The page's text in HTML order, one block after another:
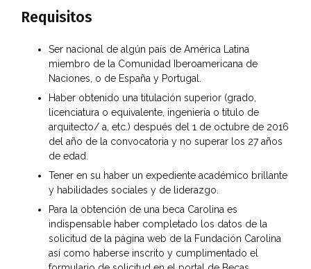
Requisitos
Ser nacional de algún país de América Latina
miembro de la Comunidad Iberoamericana de
Naciones, o de España y Portugal.
Haber obtenido una titulación superior (grado,
licenciatura o equivalente, ingeniería o título de
arquitecto/ a, etc.) después del 1 de octubre de 2016
del año de la convocatoria y no superar los 27 años
de edad.
Tener en su haber un expediente académico brillante
y habilidades sociales y de liderazgo.
Para la obtención de una beca Carolina es
indispensable haber completado los datos de la
solicitud de la página web de la Fundación Carolina
así como haberse inscrito y cumplimentado el